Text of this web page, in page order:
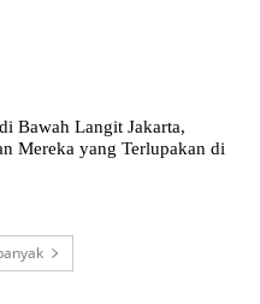
Bawah Langit Jakarta,
Mereka yang Terlupakan di